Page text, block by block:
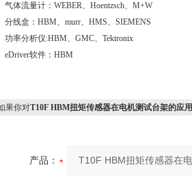
气体流量计： WEBER、 Hoentzsch、 M+W
分线盒： HBM、 murr、 HMS、 SIEMENS
功率分析仪:HBM、 GMC、 Tektronix
eDriver软件： HBM
果你对T10F HBM扭矩传感器在电机测试台架的应用
产品：